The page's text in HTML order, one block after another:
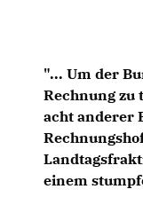
"... Um der
Rechnung zu
acht anderer
einem